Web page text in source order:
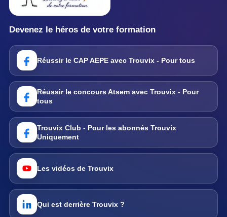
Devenez le héros de votre formation
Réussir le CAP AEPE avec Trouvix - Pour tous
Réussir le concours Atsem avec Trouvix - Pour
tous
Trouvix Club - Pour les abonnés Trouvix
Uniquement
Les vidéos de Trouvix
Qui est derrière Trouvix ?